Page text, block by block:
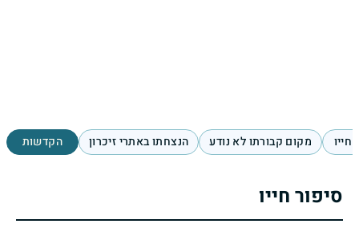
חייו מקום קבורתו לא נודע הנצחתו באתרי זיכרון הקדשות
סיפור חייו